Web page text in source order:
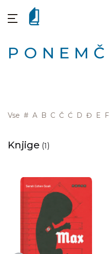
Vse # A B C Č Ć D Đ E F
Knjige (1)